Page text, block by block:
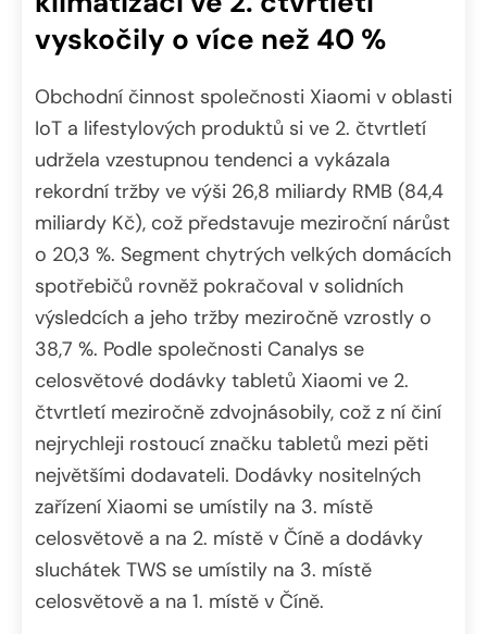
vyskočily o více než 40 %
Obchodní činnost společnosti Xiaomi v oblasti
IoT a lifestylových produktů si ve 2. čtvrtletí
udržela vzestupnou tendenci a vykázala
rekordní tržby ve výši 26,8 miliardy RMB (84,4
miliardy Kč), což představuje meziroční nárůst
o 20,3 %. Segment chytrých velkých domácích
spotřebičů rovněž pokračoval v solidních
výsledcích a jeho tržby meziročně vzrostly o
38,7 %. Podle společnosti Canalys se
celosvětové dodávky tabletů Xiaomi ve 2.
čtvrtletí meziročně zdvojnásobily, což z ní činí
nejrychleji rostoucí značku tabletů mezi pěti
největšími dodavateli. Dodávky nositelných
zařízení Xiaomi se umístily na 3. místě
celosvětově a na 2. místě v Číně a dodávky
sluchátek TWS se umístily na 3. místě
celosvětově a na 1. místě v Číně.